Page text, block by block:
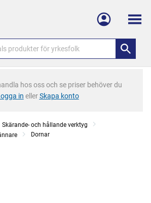
Meny
hos oss och se priser behöver du
in ellerSkapa konto
Skärande- och hållande verktyg
Dornar